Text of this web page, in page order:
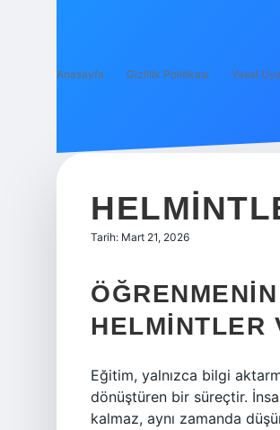
Anasayfa Gizlilik Politikası Yasal
Tarih: Mart 21, 2026
HELMINTLER
Eğitim, yalnızca bilgi
dönüştüren bir süreçtir.
kalmaz, aynı zamanda